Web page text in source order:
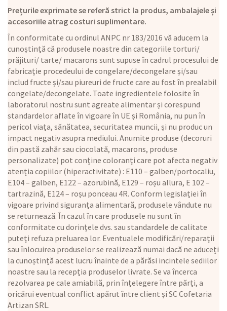
Prețurile exprimate se referă strict la produs, ambalajele și
accesoriile atrag costuri suplimentare.
În conformitate cu ordinul ANPC nr 183/2016 vă aducem la
cunoștință că produsele noastre din categoriile torturi/
prăjituri/ tarte/ macarons sunt supuse în cadrul procesului de
fabricație procedeului de congelare/decongelare și/sau
includ fructe și/sau piureuri de fructe care au fost în prealabil
congelate/decongelate. Toate ingredientele folosite în
laboratorul nostru sunt agreate alimentar și corespund
standardelor aflate în vigoare în UE și România, nu pun în
pericol viața, sănătatea, securitatea muncii, și nu produc un
impact negativ asupra mediului. Anumite produse (decoruri
din pastă zahăr sau ciocolată, macarons, produse
personalizate) pot conține coloranți care pot afecta negativ
atenția copiilor (hiperactivitate) : E110 – galben/portocaliu,
E104 – galben, E122 – azorubină, E129 – roșu allura, E 102 –
tartrazină, E124 – roșu ponceau 4R. Conform legislației în
vigoare privind siguranța alimentară, produsele vândute nu
se returnează. În cazul în care produsele nu sunt în
conformitate cu dorințele dvs. sau standardele de calitate
puteți refuza preluarea lor. Eventualele modificări/reparații
sau înlocuirea produselor se realizează numai dacă ne aduceți
la cunoștință acest lucru înainte de a părăsi incintele sediilor
noastre sau la recepția produselor livrate. Se va încerca
rezolvarea pe cale amiabilă, prin înțelegere între părți, a
oricărui eventual conflict apărut între client și SC Cofetaria
Artizan SRL.